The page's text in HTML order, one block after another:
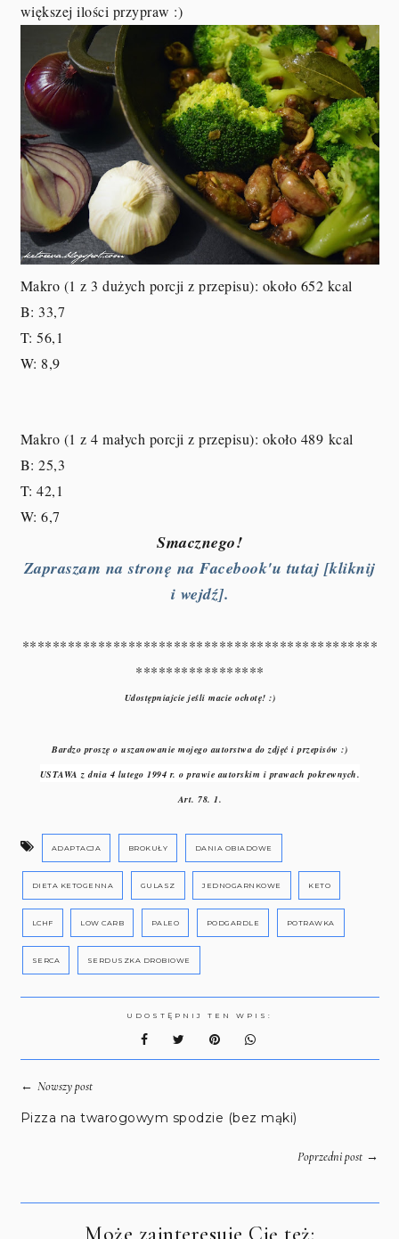
większej ilości przypraw :)
Makro (1 z 3 dużych porcji z przepisu): około 652 kcal
B: 33,7
T: 56,1
W: 8,9
Makro (1 z 4 małych porcji z przepisu): około 489 kcal
B: 25,3
T: 42,1
W: 6,7
Smacznego!
Zapraszam na stronę na Facebook'u tutaj [kliknij
i wejdź].
***********************************************
*****************
Udostępniajcie jeśli macie ochotę! :)
Bardzo proszę o uszanowanie mojego autorstwa do zdjęć i przepisów :)
USTAWA z dnia 4 lutego 1994 r. o prawie autorskim i prawach pokrewnych.
Art. 78. 1.
ADAPTACJA BROKUŁY DANIA OBIADOWE
DIETA KETOGENNA GULASZ JEDNOGARNKOWE KETO
LCHF LOW CARB PALEO PODGARDLE POTRAWKA
SERCA SERDUSZKA DROBIOWE
UDOSTĘPNIJ TEN WPIS:
← Nowszy post
Pizza na twarogowym spodzie (bez mąki)
Poprzedni post→